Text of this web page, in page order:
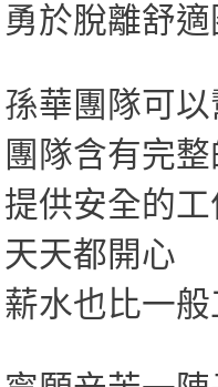
勇於脫離舒
孫華團隊可
團隊含有完
提供安全的
天天都開心
薪水也比一